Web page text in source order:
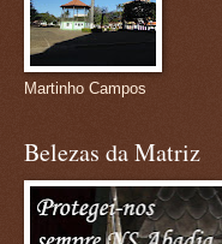
Martinho Campos
Belezas da Matriz